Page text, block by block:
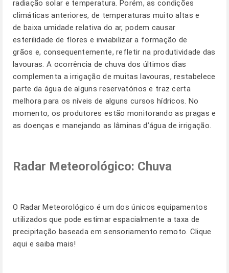
radiação solar e temperatura. Porém, as condições
climáticas anteriores, de temperaturas muito altas e
de baixa umidade relativa do ar, podem causar
esterilidade de flores e inviabilizar a formação de
grãos e, consequentemente, refletir na produtividade das
lavouras. A ocorrência de chuva dos últimos dias
complementa a irrigação de muitas lavouras, restabelece
parte da água de alguns reservatórios e traz certa
melhora para os níveis de alguns cursos hídricos. No
momento, os produtores estão monitorando as pragas e
as doenças e manejando as lâminas d’água de irrigação.
Radar Meteorológico: Chuva
O Radar Meteorológico é um dos únicos equipamentos
utilizados que pode estimar espacialmente a taxa de
precipitação baseada em sensoriamento remoto. Clique
aqui e saiba mais!